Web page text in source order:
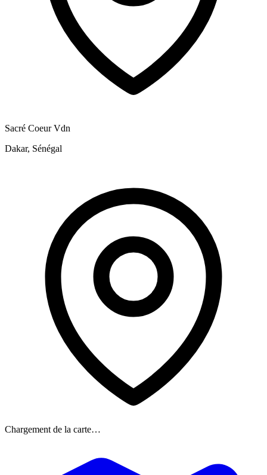
Sacré Coeur Vdn
Dakar, Sénégal
Chargement de la carte…